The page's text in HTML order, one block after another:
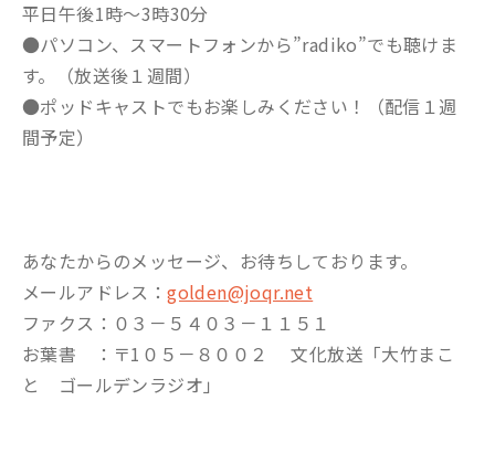
平日午後1時～3時30分
●パソコン、スマートフォンから”radiko”でも聴けま
す。（放送後１週間）
●ポッドキャストでもお楽しみください！（配信１週
間予定）
あなたからのメッセージ、お待ちしております。
メールアドレス：golden@joqr.net
ファクス：０３－５４０３－１１５１
お葉書 ：〒1０５－８００２ 文化放送「大竹まこ
と ゴールデンラジオ」